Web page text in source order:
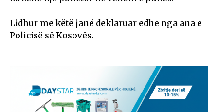
Lidhur me këtë janë deklaruar edhe nga ana e
Policisë së Kosovës.